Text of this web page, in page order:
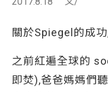
關於Spiegel的成
之前紅遍全球的
即焚),爸爸媽媽們